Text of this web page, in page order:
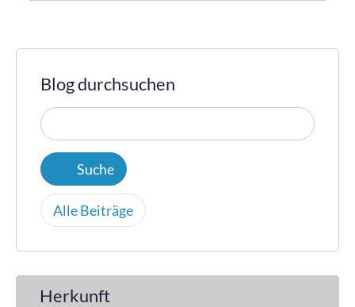
Blog durchsuchen
Alle Beiträge
Herkunft